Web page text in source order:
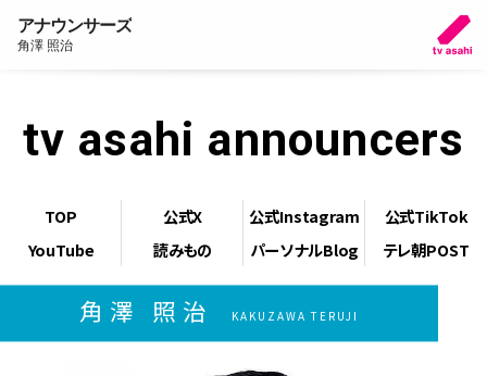
アナウンサーズ
角澤 照治
tv asahi announcers
TOP 公式X 公式Instagram
公式TikTok
YouTube
読みもの パーソナルBlog テレ朝POST
角澤 照治 KAKUZAWA TERUJI